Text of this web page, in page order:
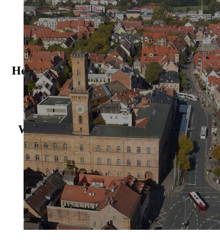
Herzlich willkommen im Serviceportal
der Stadt Fürth!
Wie können wir Ihnen weiterhelfen?